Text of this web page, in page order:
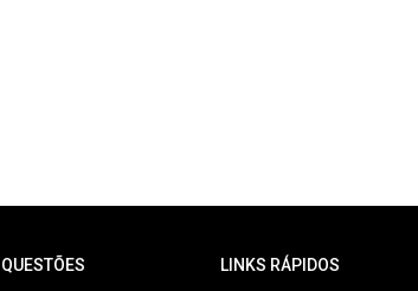
QUESTÕES LINKS RÁPIDOS